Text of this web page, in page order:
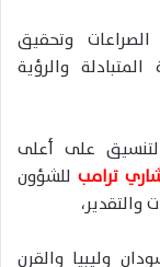
وتحقيق
والرؤية
على أعلى
ترامب للشؤون
والتقدير،
وليبيا والقرن